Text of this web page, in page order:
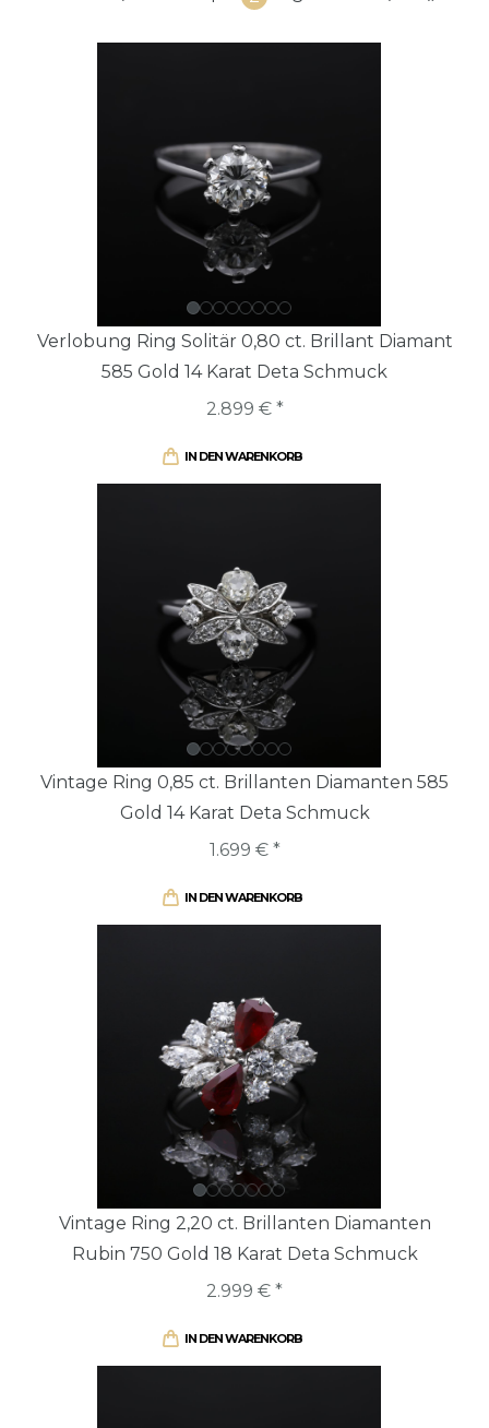
Verlobung Ring Solitär 0,80 ct. Brillant Diamant
585 Gold 14 Karat Deta Schmuck
2.899 € *
IN DEN WARENKORB
Vintage Ring 0,85 ct. Brillanten Diamanten 585
Gold 14 Karat Deta Schmuck
1.699 € *
IN DEN WARENKORB
Vintage Ring 2,20 ct. Brillanten Diamanten
Rubin 750 Gold 18 Karat Deta Schmuck
2.999 € *
IN DEN WARENKORB